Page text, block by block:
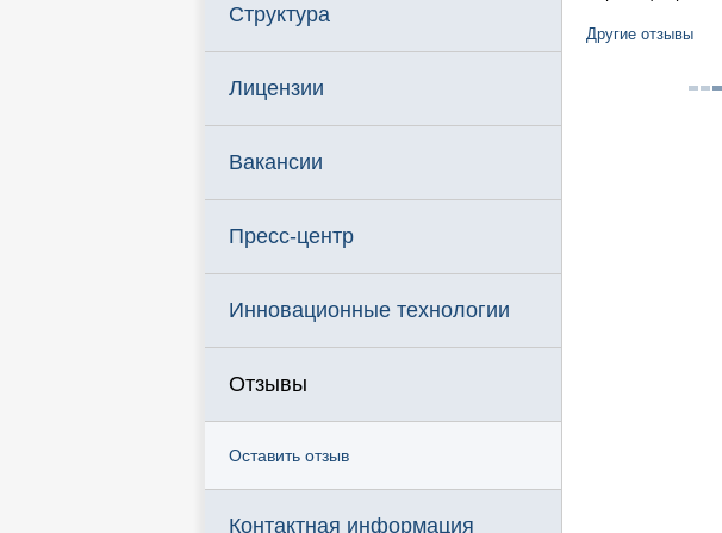
Структура
Лицензии
Вакансии
Пресс-центр
Инновационные технологии
Отзывы
Оставить отзыв
Контактная информация
Другие отзывы